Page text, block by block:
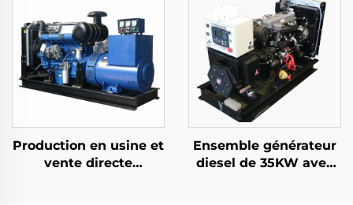
Alternatif Mono-Phase
Moteur Structure
Interne en Vente
d'électricité
Production en usine et
vente directe
Ensemble générateur
diesel de 35KW avec